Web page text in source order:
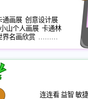
通画展 创意设计展
小山个人画展 卡通林
界名画欣赏 ………
连连看 益智 敏捷